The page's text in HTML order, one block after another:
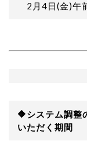
2月4日(金)午
🔶システム調整
いただく期間